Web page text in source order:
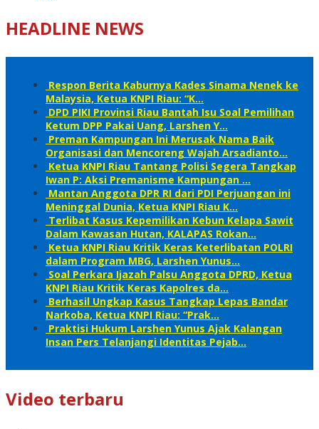
HEADLINE NEWS
Respon Berita Kaburnya Kades Sinama Nenek ke
Malaysia, Ketua KNPI Riau: “K…
DPD PIKI Provinsi Riau Bantah Isu Soal Pemilihan
Ketum DPP Pakai Uang, Larshen Y…
Preman Kampungan Ini Merusak Nama Baik
Organisasi dan Mencoreng Wajah Arsadianto…
Ketua KNPI Riau Tantang Polisi Segera Tangkap
Iwan P: Aksi Premanisme Kampungan …
Mantan Anggota DPR RI dari PDI Perjuangan ini
Meninggal Dunia, Ketua KNPI Riau K…
Terlibat Kasus Kepemilikan Kebun Kelapa Sawit
Dalam Kawasan Hutan, KALAPAS Rokan…
Ketua KNPI Riau Kritik Keras Keterlibatan POLRI
dalam Program MBG, Larshen Yunus…
Soal Perkara Ijazah Palsu Anggota DPRD, Ketua
KNPI Riau Kritik Keras Kapolres da…
Berhasil Ungkap Kasus Tangkap Lepas Bandar
Narkoba, Ketua KNPI Riau: “Prak…
Praktisi Hukum Larshen Yunus Ajak Kalangan
Insan Pers Telanjangi Identitas Pejab…
Video terbaru